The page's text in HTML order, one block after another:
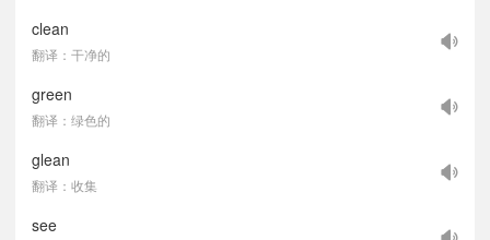
clean
翻译：干净的
green
翻译：绿色的
glean
翻译：收集
see